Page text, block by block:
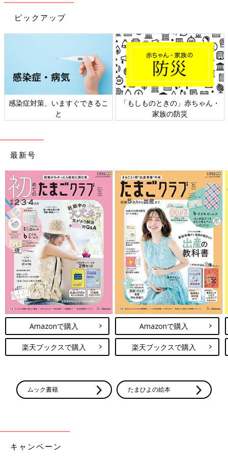
出典：Instagramアカウント「Ao mama」
こちらはAo mamaさんセレクトのパジャマ。西松屋で一目惚れ
してGETしたとのこと。ウエストが腹巻きになっているのでお腹
周りをしっかりカバーしてくれそうですね。お子さんも気に入っ
て、キャラクターを指さしているそう♪
もたちが成長するとともに使うもの、それを収
納する場所、収納方法などが変わっていきます
よね！
いかがでしたか？どれも可愛いパジャマばかりですね。着心地の
いいパジャマや、お気に入りのパジャマなら、暑い夜も心地よく
過ごせそう♪ ぜひみなさんも、パジャマ選びからお子さんと楽し
んでみてはいかがでしょうか？
(文・ナキナキ)
※記事内容でご紹介している投稿、リンク先は、削除される場合
があります。あらかじめご了承ください。
※記事の内容は記載当時の情報であり、現在と異なる場合があり
ます。
ピックアップ
感染症対策、いますぐできるこ
と
「もしものときの」赤ちゃん・
家族の防災
最新号
Amazonで購入
楽天ブックスで購入
Amazonで購入
楽天ブックスで購入
ムック書籍 たまひよの絵本
キャンペーン